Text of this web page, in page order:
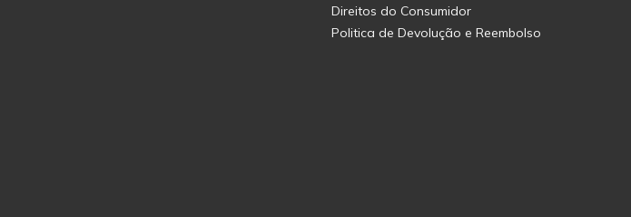
Direitos do Consumidor
Politica de Devolução e Reembolso